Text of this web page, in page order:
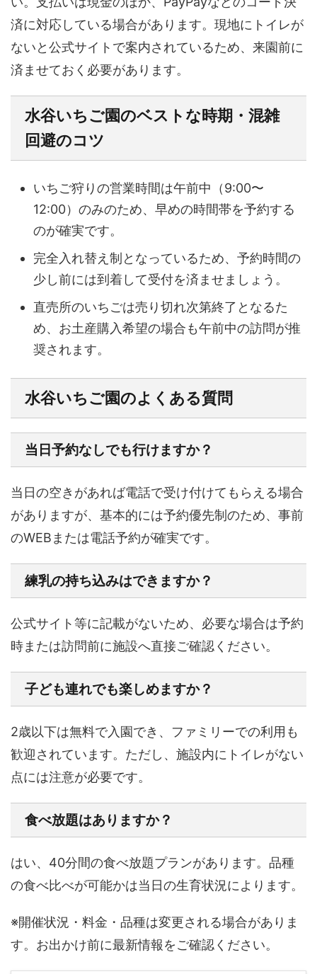
済に対応している場合があります。現地にトイレが
ないと公式サイトで案内されているため、来園前に
済ませておく必要があります。
水谷いちご園のベストな時期・混雑
回避のコツ
いちご狩りの営業時間は午前中（9:00〜
12:00）のみのため、早めの時間帯を予約する
のが確実です。
完全入れ替え制となっているため、予約時間の
少し前には到着して受付を済ませましょう。
直売所のいちごは売り切れ次第終了となるた
め、お土産購入希望の場合も午前中の訪問が推
奨されます。
水谷いちご園のよくある質問
当日予約なしでも行けますか？
当日の空きがあれば電話で受け付けてもらえる場合
がありますが、基本的には予約優先制のため、事前
のWEBまたは電話予約が確実です。
練乳の持ち込みはできますか？
公式サイト等に記載がないため、必要な場合は予約
時または訪問前に施設へ直接ご確認ください。
子ども連れでも楽しめますか？
2歳以下は無料で入園でき、ファミリーでの利用も
歓迎されています。ただし、施設内にトイレがない
点には注意が必要です。
食べ放題はありますか？
はい、40分間の食べ放題プランがあります。品種
の食べ比べが可能かは当日の生育状況によります。
※開催状況・料金・品種は変更される場合がありま
す。お出かけ前に最新情報をご確認ください。